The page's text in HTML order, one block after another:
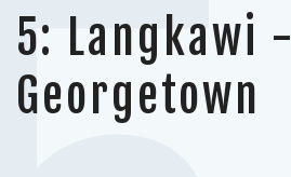
5: Langkawi -
Georgetown